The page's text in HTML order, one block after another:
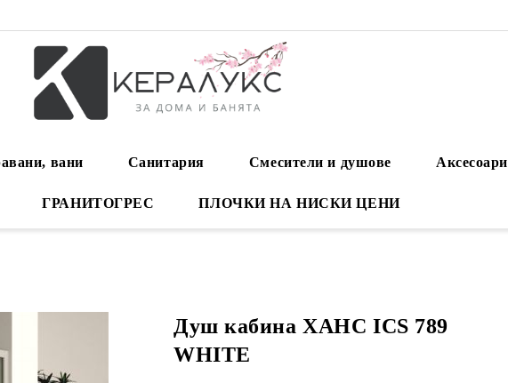
вани Санитария Смесители и душове Аксесоари
ГРАНИТОГРЕС ПЛОЧКИ НА НИСКИ ЦЕНИ
Душ кабина ХАНС ICS 789
WHITE